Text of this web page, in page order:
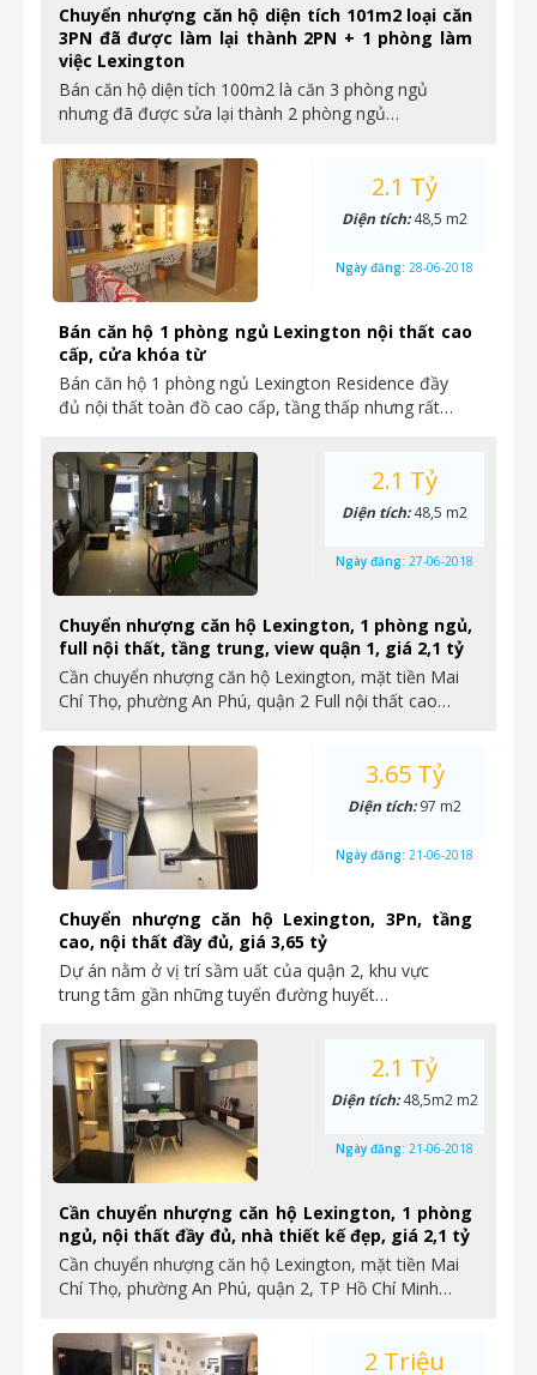
Chuyển nhượng căn hộ diện tích 101m2 loại căn
3PN đã được làm lại thành 2PN + 1 phòng làm
việc Lexington
Bán căn hộ diện tích 100m2 là căn 3 phòng ngủ
nhưng đã được sửa lại thành 2 phòng ngủ…
Bán căn hộ 1 phòng ngủ Lexington nội thất cao
cấp, cửa khóa từ
Bán căn hộ 1 phòng ngủ Lexington Residence đầy
đủ nội thất toàn đồ cao cấp, tầng thấp nhưng rất…
2.1 Tỷ
Diện tích:48,5 m2
Ngày đăng: 28-06-2018
Chuyển nhượng căn hộ Lexington, 1 phòng ngủ,
full nội thất, tầng trung, view quận 1, giá 2,1 tỷ
Cần chuyển nhượng căn hộ Lexington, mặt tiền Mai
Chí Thọ, phường An Phú, quận 2 Full nội thất cao…
2.1 Tỷ
Diện tích:48,5 m2
Ngày đăng: 27-06-2018
Chuyển nhượng căn hộ Lexington, 3Pn, tầng
cao, nội thất đầy đủ, giá 3,65 tỷ
Dự án nằm ở vị trí sầm uất của quận 2, khu vực
trung tâm gần những tuyến đường huyết…
3.65 Tỷ
Diện tích:97 m2
Ngày đăng: 21-06-2018
Cần chuyển nhượng căn hộ Lexington, 1 phòng
ngủ, nội thất đầy đủ, nhà thiết kế đẹp, giá 2,1 tỷ
Cần chuyển nhượng căn hộ Lexington, mặt tiền Mai
Chí Thọ, phường An Phú, quận 2, TP Hồ Chí Minh…
2.1 Tỷ
Diện tích:48,5m2 m2
Ngày đăng: 21-06-2018
2 Triệu